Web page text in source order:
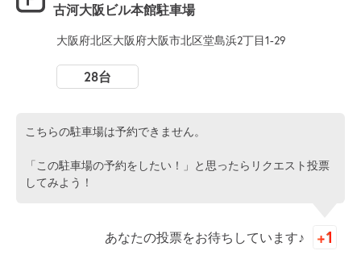
古河大阪ビル本館駐車場
大阪府北区大阪府大阪市北区堂島浜2丁目1-29
28台
こちらの駐車場は予約できません。
「この駐車場の予約をしたい！」と思ったらリクエスト投票
してみよう！
あなたの投票をお待ちしています♪